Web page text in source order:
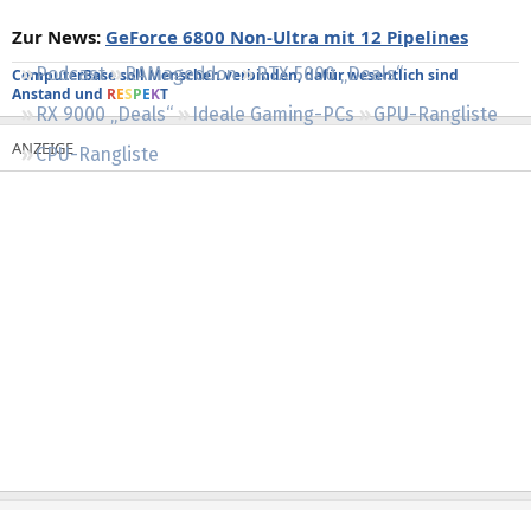
Podcast RAMageddon
RTX 5000 „Deals“
RX 9000 „Deals“
Ideale Gaming-PCs
GPU-Rangliste
CPU-Rangliste
Zur News: GeForce 6800 Non-Ultra mit 12 Pipelines
ComputerBase soll Menschen verbinden, dafür wesentlich sind
Anstand und RESPEKT